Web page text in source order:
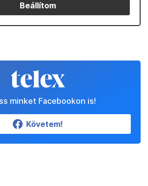
Beállítom
minket Facebookon is!
Követem!